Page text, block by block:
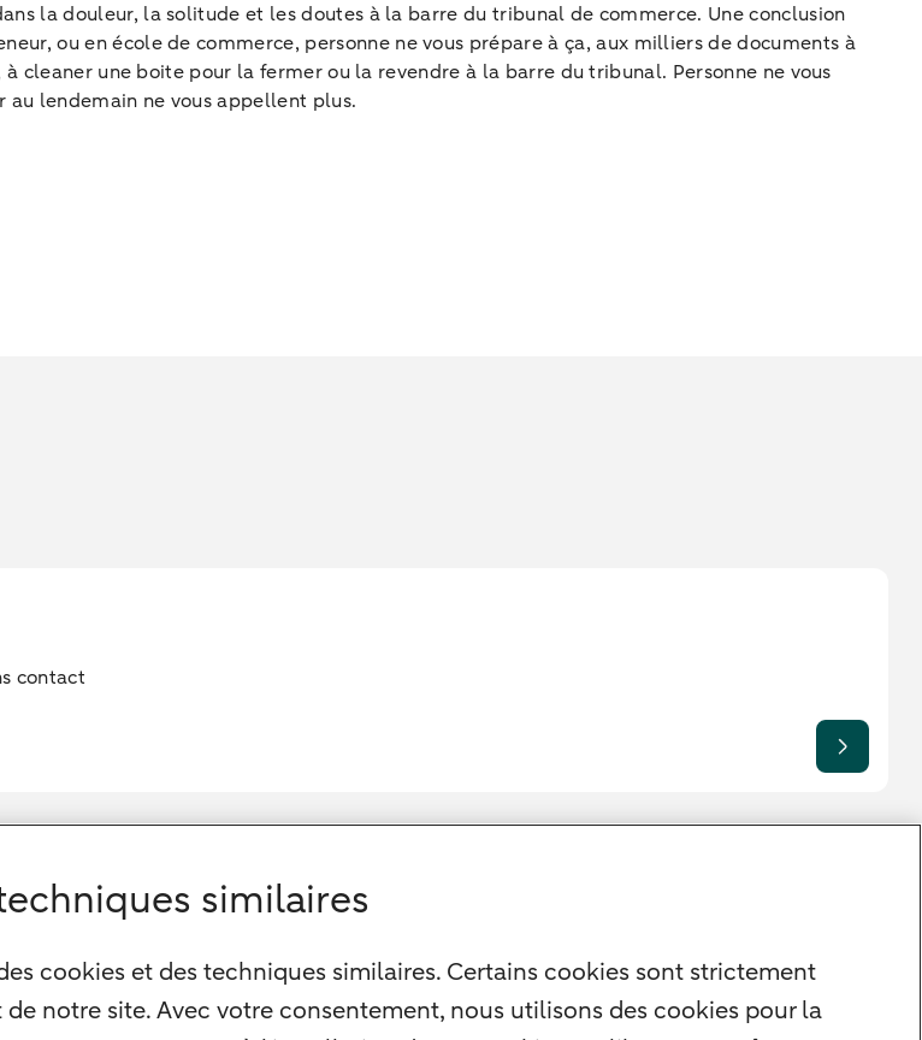
la douleur, la solitude et les doutes à la barre du tribunal de commerce. Une conclusion
ou en école de commerce, personne ne vous prépare à ça, aux milliers de documents à
cleaner une boite pour la fermer ou la revendre à la barre du tribunal. Personne ne vous
lendemain ne vous appellent plus.
contact
similaires
cookies et des techniques similaires. Certains cookies sont strictement
notre site. Avec votre consentement, nous utilisons des cookies pour la